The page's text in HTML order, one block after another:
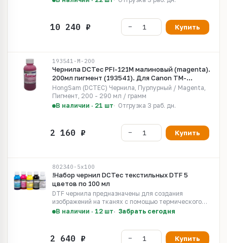
Купить
193541-M-200
Чернила DCTec PFI-121M малиновый (magenta).
200мл пигмент (193541). Для Canon TM-
240/255, TM-350/355, TM-340
HongSam (DCTEC) Чернила, Пурпурный / Magenta,
Пигмент, 200 - 290 мл / грамм
В наличии · 21 шт
Отгрузка 3 раб. дн.
Купить
802340-5x100
!Набор чернил DCTec текстильных DTF 5
цветов по 100 мл
DTF чернила предназначены для создания
изображений на тканях с помощью термического
переноса
В наличии · 12 шт Забрать сегодня
Купить